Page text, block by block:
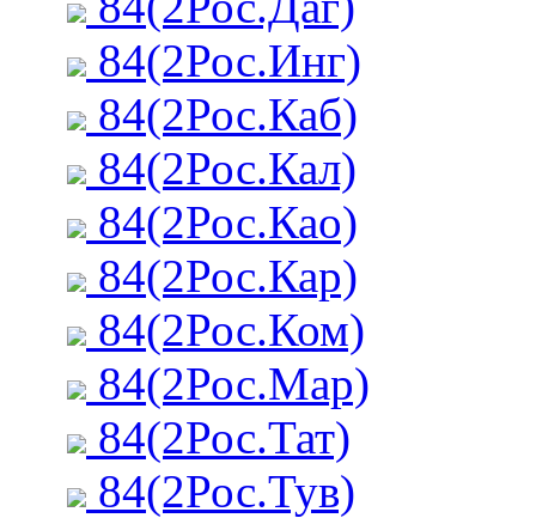
84(2Рос.Инг)
84(2Рос.Каб)
84(2Рос.Кал)
84(2Рос.Као)
84(2Рос.Кар)
84(2Рос.Ком)
84(2Рос.Мар)
84(2Рос.Тат)
84(2Рос.Тув)